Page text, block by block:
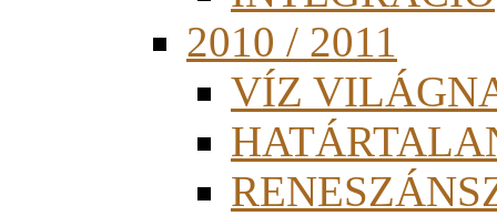
2010 / 2011
VÍZ